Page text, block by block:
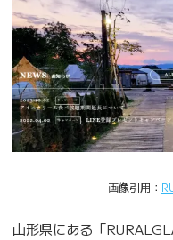
画像引用：
山形県にある「